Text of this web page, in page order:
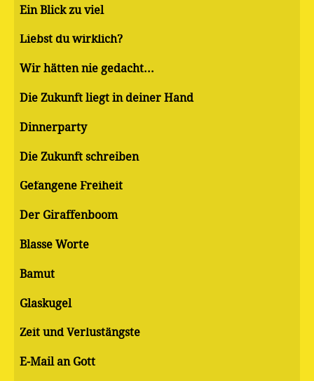
Ein Blick zu viel
Liebst du wirklich?
Wir hätten nie gedacht...
Die Zukunft liegt in deiner Hand
Dinnerparty
Die Zukunft schreiben
Gefangene Freiheit
Der Giraffenboom
Blasse Worte
Bamut
Glaskugel
Zeit und Verlustängste
E-Mail an Gott